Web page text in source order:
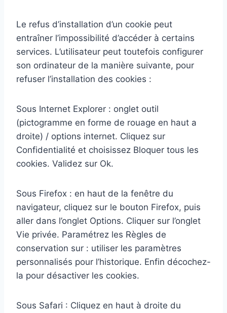
Le refus d’installation d’un cookie peut
entraîner l’impossibilité d’accéder à certains
services. L’utilisateur peut toutefois configurer
son ordinateur de la manière suivante, pour
refuser l’installation des cookies :
Sous Internet Explorer : onglet outil
(pictogramme en forme de rouage en haut a
droite) / options internet. Cliquez sur
Confidentialité et choisissez Bloquer tous les
cookies. Validez sur Ok.
Sous Firefox : en haut de la fenêtre du
navigateur, cliquez sur le bouton Firefox, puis
aller dans l’onglet Options. Cliquer sur l’onglet
Vie privée. Paramétrez les Règles de
conservation sur : utiliser les paramètres
personnalisés pour l’historique. Enfin décochez-
la pour désactiver les cookies.
Sous Safari : Cliquez en haut à droite du